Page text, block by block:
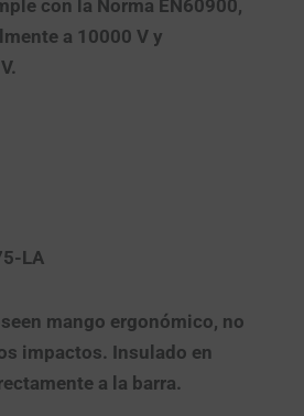
con la Norma EN60900,
a 10000 V y
LA
mango ergonómico, no
impactos. Insulado en
a la barra.